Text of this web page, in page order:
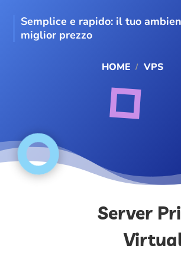
Semplice e rapido: il tuo
miglior prezzo
HOME VPS
Server